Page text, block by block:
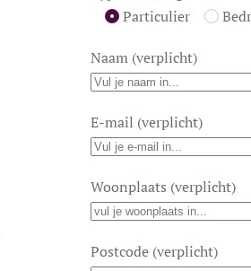
Particulier
Naam (verplicht)
E-mail (verplicht)
Woonplaats (verplicht)
Postcode (verplicht)